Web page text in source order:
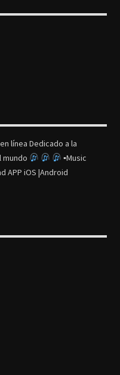
línea Dedicado a la
mundo
▪Music
APP iOS |Android